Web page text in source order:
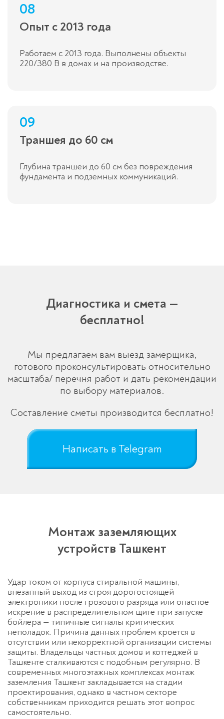
08
Опыт с 2013 года
Работаем с 2013 года. Выполнены объекты
220/380 В в домах и на производстве.
09
Траншея до 60 см
Глубина траншеи до 60 см без повреждения
фундамента и подземных коммуникаций.
Диагностика и смета —
бесплатно!
Мы предлагаем вам выезд замерщика,
готового проконсультировать относительно
масштаба/ перечня работ и дать рекомендации
по выбору материалов.
Составление сметы производится бесплатно!
Написать в Telegram
Монтаж заземляющих
устройств Ташкент
Удар током от корпуса стиральной машины,
внезапный выход из строя дорогостоящей
электроники после грозового разряда или опасное
искрение в распределительном щите при запуске
бойлера — типичные сигналы критических
неполадок. Причина данных проблем кроется в
отсутствии или некорректной организации системы
защиты. Владельцы частных домов и коттеджей в
Ташкенте сталкиваются с подобным регулярно. В
современных многоэтажных комплексах монтаж
заземления Ташкентзакладывается на стадии
проектирования, однако в частном секторе
собственникам приходится решать этот вопрос
самостоятельно.
Оставьте заявку
перезвоним в течение 3-х минут